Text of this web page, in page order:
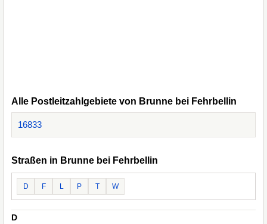
Alle Postleitzahlgebiete von Brunne bei Fehrbellin
16833
Straßen in Brunne bei Fehrbellin
D F L P T W
D